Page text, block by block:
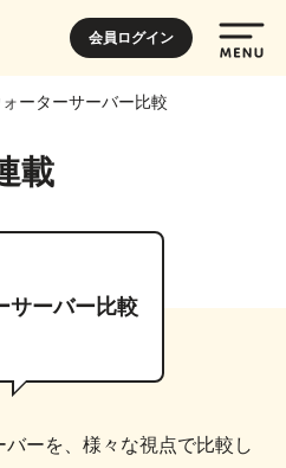
会員ログイン
ォーターサーバー比較
載
サーバー比較
ーを、様々な視点で比較し